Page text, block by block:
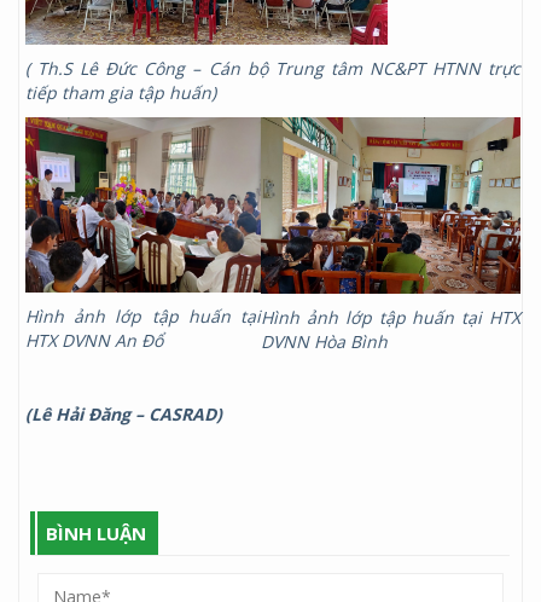
( Th.S Lê Đức Công –Cán bộTrung tâm NC&PT HTNNtrực
tiếp tham gia tập huấn)
Hình ảnh lớp tập huấn tại
HTX DVNN An Đổ
Hình ảnh lớp tập huấn tại HTX
DVNN Hòa Bình
(Lê Hải Đăng – CASRAD)
BÌNH LUẬN